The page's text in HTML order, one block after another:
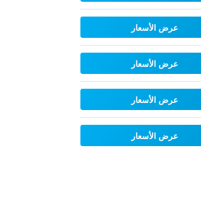
عرض الأسعار
عرض الأسعار
عرض الأسعار
عرض الأسعار